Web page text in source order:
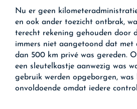
Nu er geen
en ook ander toezicht ontbrak,
terecht rekening gehouden door
immers niet aangetoond dat met
dan 500 km privé was gereden.
een sleutelkastje aanwezig was
gebruik werden opgeborgen, was
onvoldoende omdat iedere